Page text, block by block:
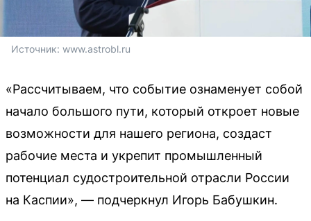
Источник: www.astrobl.ru
«Рассчитываем, что событие ознаменует собой
начало большого пути, который откроет новые
возможности для нашего региона, создаст
рабочие места и укрепит промышленный
потенциал судостроительной отрасли России
на Каспии», — подчеркнул Игорь Бабушкин.